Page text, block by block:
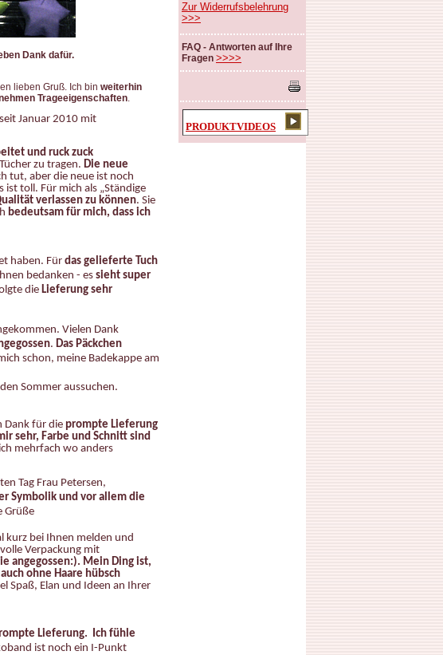
Dank dafür.
lieben Gruß. Ich bin weiterhin
Trageeigenschaften.
Januar 2010 mit
und ruck zuck
zu tragen. Die neue
tut, aber die neue ist noch
ist toll. Für mich als „Ständige
verlassen zu können. Sie
bedeutsam für mich, dass ich
haben. Für das gelieferte Tuch
bedanken - es sieht super
die Lieferung sehr
Vielen Dank
. Das Päckchen
schon, meine Badekappe am
Sommer aussuchen.
Dank für die prompte Lieferung
sehr, Farbe und Schnitt sind
mehrfach wo anders
Tag Frau Petersen,
Symbolik und vor allem die
Grüße
kurz bei Ihnen melden und
Verpackung mit
angegossen:). Mein Ding ist,
ohne Haare hübsch
Spaß, Elan und Ideen an Ihrer
Lieferung. Ich fühle
ist noch ein I-Punkt
Zur Widerrufsbelehrung
>>>
FAQ - Antworten auf Ihre
Fragen >>>>
PRODUKTVIDEOS